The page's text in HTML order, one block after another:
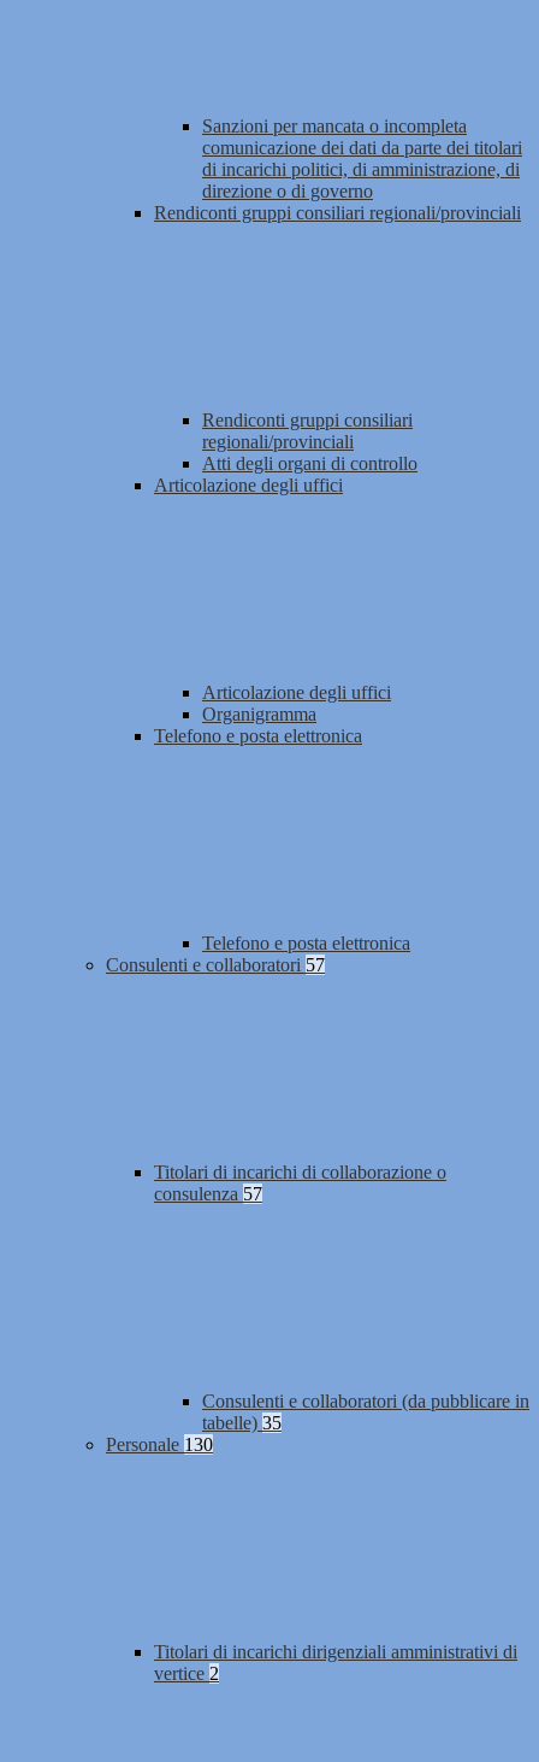
Sanzioni per mancata o incompleta
comunicazione dei dati da parte dei titolari
di incarichi politici, di amministrazione, di
direzione o di governo
Rendiconti gruppi consiliari regionali/provinciali
Rendiconti gruppi consiliari
regionali/provinciali
Atti degli organi di controllo
Articolazione degli uffici
Articolazione degli uffici
Organigramma
Telefono e posta elettronica
Telefono e posta elettronica
Consulenti e collaboratori 57
Titolari di incarichi di collaborazione o
consulenza 57
Consulenti e collaboratori (da pubblicare in
tabelle) 35
Personale 130
Titolari di incarichi dirigenziali amministrativi di
vertice 2